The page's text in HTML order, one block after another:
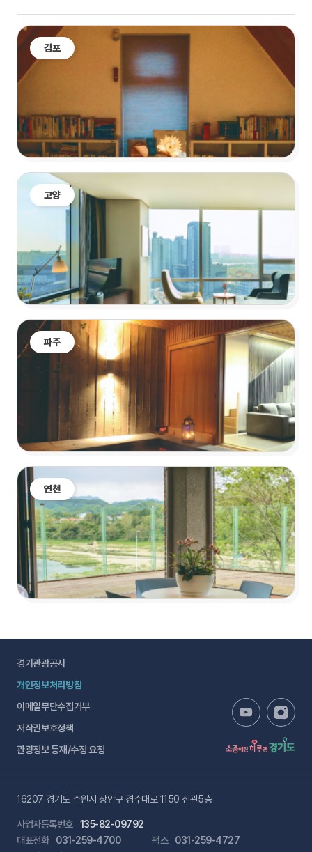
김포
고양
파주
연천
경기관광공사
개인정보처리방침
이메일무단수집거부
저작권보호정책
관광정보 등재/수정 요청
16207 경기도 수원시 장안구 경수대로 1150 신관5층
사업자등록번호
135-82-09792
대표전화
031-259-4700 팩스
031-259-4727